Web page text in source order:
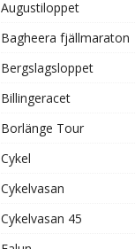
Augustiloppet
Bagheera fjällmaraton
Bergslagsloppet
Billingeracet
Borlänge Tour
Cykel
Cykelvasan
Cykelvasan 45